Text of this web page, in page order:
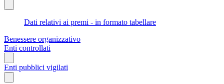
Dati relativi ai premi - in formato tabellare
Benessere organizzativo
Enti controllati
Enti pubblici vigilati